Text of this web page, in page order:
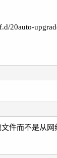
20auto-
件而不是从网